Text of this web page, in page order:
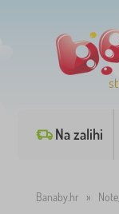
Na zalihi
Banaby.hr »